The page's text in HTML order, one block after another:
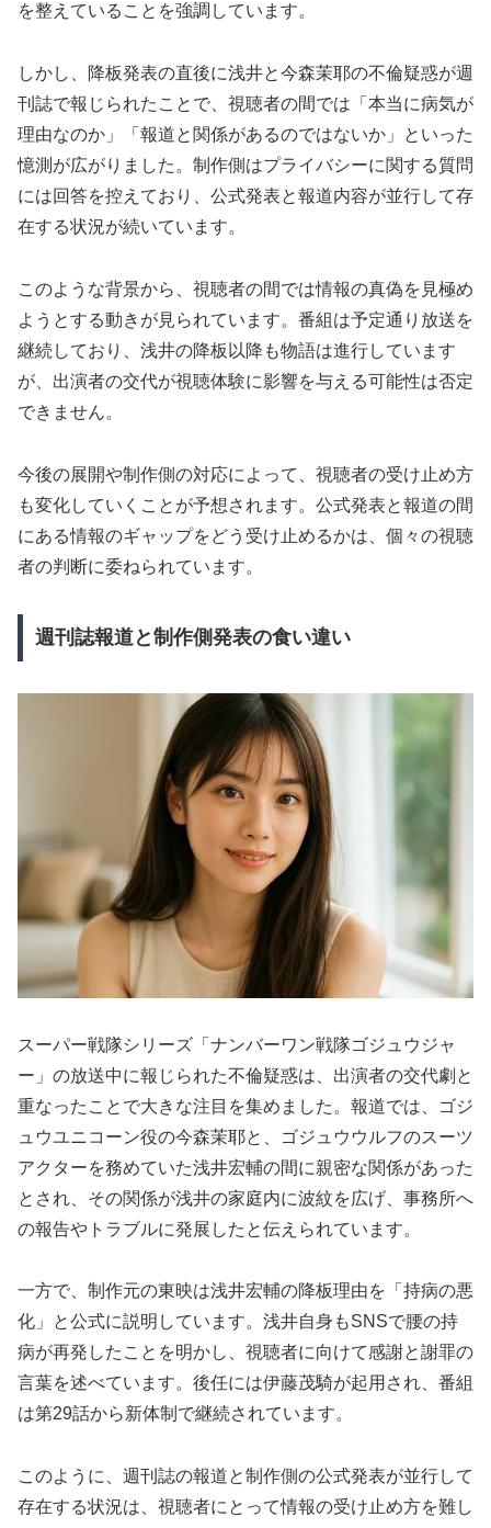
を整えていることを強調しています。
しかし、降板発表の直後に浅井と今森茉耶の不倫疑惑が週
刊誌で報じられたことで、視聴者の間では「本当に病気が
理由なのか」「報道と関係があるのではないか」といった
憶測が広がりました。制作側はプライバシーに関する質問
には回答を控えており、公式発表と報道内容が並行して存
在する状況が続いています。
このような背景から、視聴者の間では情報の真偽を見極め
ようとする動きが見られています。番組は予定通り放送を
継続しており、浅井の降板以降も物語は進行しています
が、出演者の交代が視聴体験に影響を与える可能性は否定
できません。
今後の展開や制作側の対応によって、視聴者の受け止め方
も変化していくことが予想されます。公式発表と報道の間
にある情報のギャップをどう受け止めるかは、個々の視聴
者の判断に委ねられています。
週刊誌報道と制作側発表の食い違い
スーパー戦隊シリーズ「ナンバーワン戦隊ゴジュウジャ
ー」の放送中に報じられた不倫疑惑は、出演者の交代劇と
重なったことで大きな注目を集めました。報道では、ゴジ
ュウユニコーン役の今森茉耶と、ゴジュウウルフのスーツ
アクターを務めていた浅井宏輔の間に親密な関係があった
とされ、その関係が浅井の家庭内に波紋を広げ、事務所へ
の報告やトラブルに発展したと伝えられています。
一方で、制作元の東映は浅井宏輔の降板理由を「持病の悪
化」と公式に説明しています。浅井自身もSNSで腰の持
病が再発したことを明かし、視聴者に向けて感謝と謝罪の
言葉を述べています。後任には伊藤茂騎が起用され、番組
は第29話から新体制で継続されています。
このように、週刊誌の報道と制作側の公式発表が並行して
存在する状況は、視聴者にとって情報の受け止め方を難し